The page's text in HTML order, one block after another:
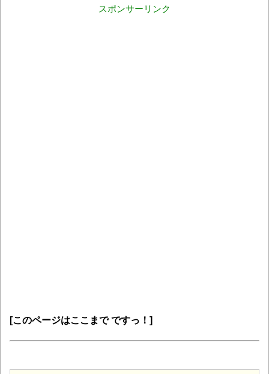
スポンサーリンク
[このページはここまで ですっ！]